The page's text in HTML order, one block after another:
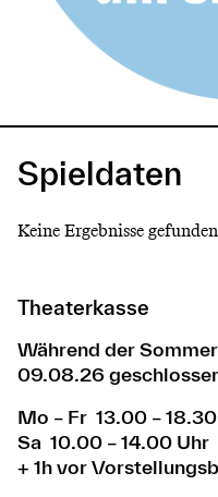
Spieldaten
Keine Ergebnisse
Theaterkasse
Während der
09.08.26
Mo – Fr 13.00 –
Sa 10.00 – 14.00 Uhr
+ 1h vor